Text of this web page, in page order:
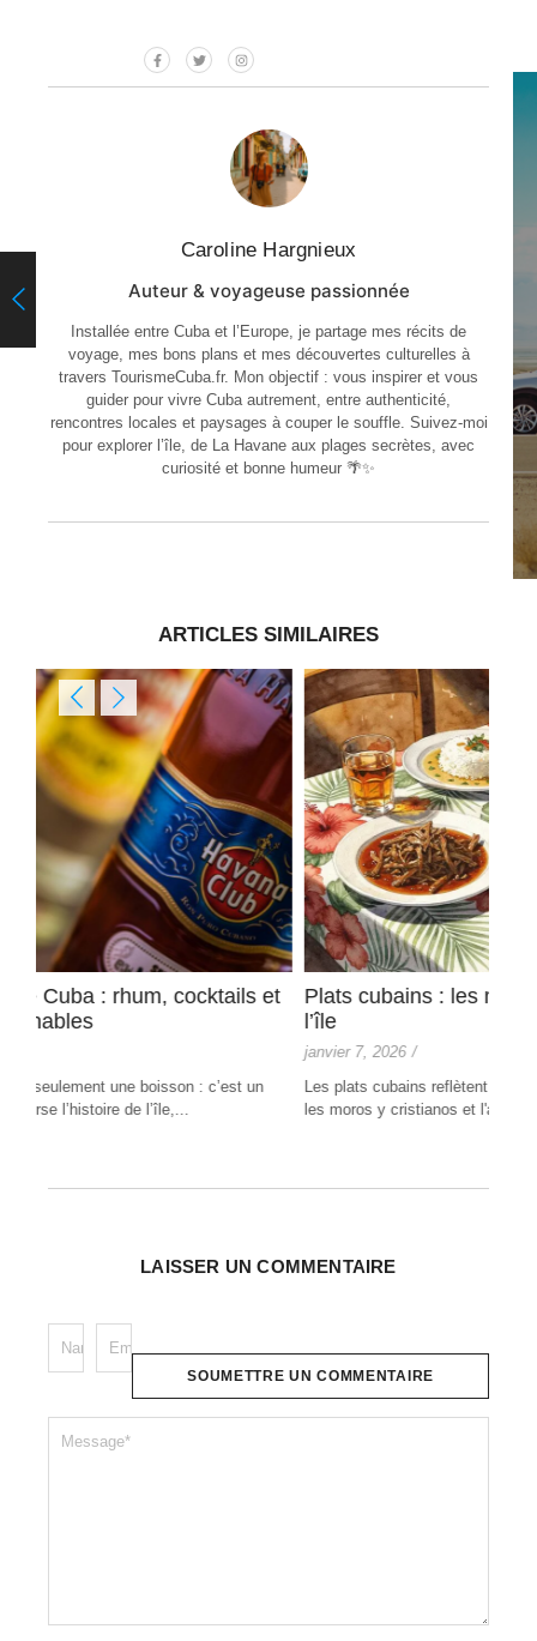
Caroline Hargnieux
Auteur & voyageuse passionnée
Installée entre Cuba et l’Europe, je partage mes récits de
voyage, mes bons plans et mes découvertes culturelles à
travers TourismeCuba.fr. Mon objectif : vous inspirer et vous
guider pour vivre Cuba autrement, entre authenticité,
rencontres locales et paysages à couper le souffle. Suivez-moi
pour explorer l’île, de La Havane aux plages secrètes, avec
curiosité et bonne humeur 🌴✨
ARTICLES SIMILAIRES
Plats cubains : les meilleures spécialités de
l’île
Les plats cubains reflètent un métissage unique ; la ropa vieja,
les moros y cristianos et l'arroz con...
LAISSER UN COMMENTAIRE